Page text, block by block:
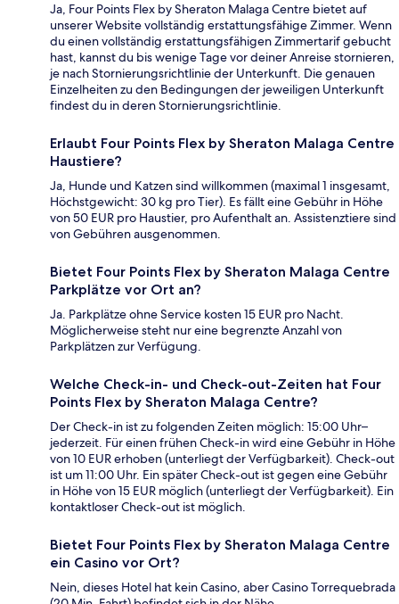
Ja, Four Points Flex by Sheraton Malaga Centre bietet auf
unserer Website vollständig erstattungsfähige Zimmer. Wenn
du einen vollständig erstattungsfähigen Zimmertarif gebucht
hast, kannst du bis wenige Tage vor deiner Anreise stornieren,
je nach Stornierungsrichtlinie der Unterkunft. Die genauen
Einzelheiten zu den Bedingungen der jeweiligen Unterkunft
findest du in deren Stornierungsrichtlinie.
Erlaubt Four Points Flex by Sheraton Malaga Centre
Haustiere?
Ja, Hunde und Katzen sind willkommen (maximal 1 insgesamt,
Höchstgewicht: 30 kg pro Tier). Es fällt eine Gebühr in Höhe
von 50 EUR pro Haustier, pro Aufenthalt an. Assistenztiere sind
von Gebühren ausgenommen.
Bietet Four Points Flex by Sheraton Malaga Centre
Parkplätze vor Ort an?
Ja. Parkplätze ohne Service kosten 15 EUR pro Nacht.
Möglicherweise steht nur eine begrenzte Anzahl von
Parkplätzen zur Verfügung.
Welche Check-in- und Check-out-Zeiten hat Four
Points Flex by Sheraton Malaga Centre?
Der Check-in ist zu folgenden Zeiten möglich: 15:00 Uhr–
jederzeit. Für einen frühen Check-in wird eine Gebühr in Höhe
von 10 EUR erhoben (unterliegt der Verfügbarkeit). Check-out
ist um 11:00 Uhr. Ein später Check-out ist gegen eine Gebühr
in Höhe von 15 EUR möglich (unterliegt der Verfügbarkeit). Ein
kontaktloser Check-out ist möglich.
Bietet Four Points Flex by Sheraton Malaga Centre
ein Casino vor Ort?
Nein, dieses Hotel hat kein Casino, aber Casino Torrequebrada